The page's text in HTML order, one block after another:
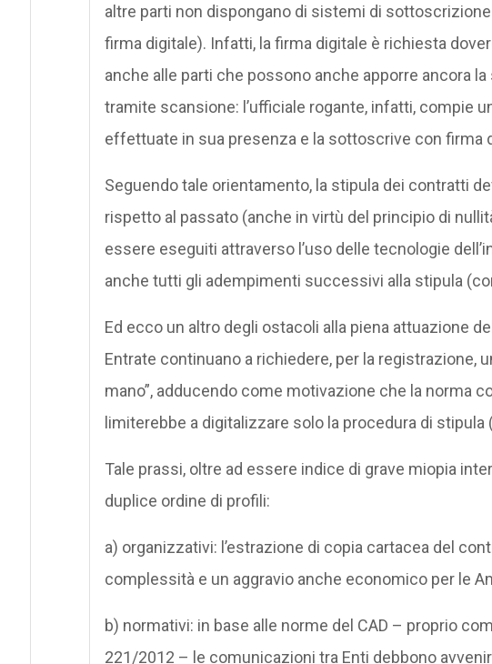
altre parti non dispongano di sistemi di
firma digitale). Infatti, la firma digitale è richiesta
anche alle parti che possono anche apporre ancora
tramite scansione: l’ufficiale rogante, infatti, compie
effettuate in sua presenza e la sottoscrive con firma
Seguendo tale orientamento, la stipula dei contratti
rispetto al passato (anche in virtù del principio di
essere eseguiti attraverso l’uso delle tecnologie
anche tutti gli adempimenti successivi alla stipula
Ed ecco un altro degli ostacoli alla piena attuazione
Entrate continuano a richiedere, per la registrazione,
mano”, adducendo come motivazione che la norma
limiterebbe a digitalizzare solo la procedura di
Tale prassi, oltre ad essere indice di grave miopia
duplice ordine di profili:
a) organizzativi: l’estrazione di copia cartacea del
complessità e un aggravio anche economico per le
b) normativi: in base alle norme del CAD – proprio
221/2012 – le comunicazioni tra Enti debbono